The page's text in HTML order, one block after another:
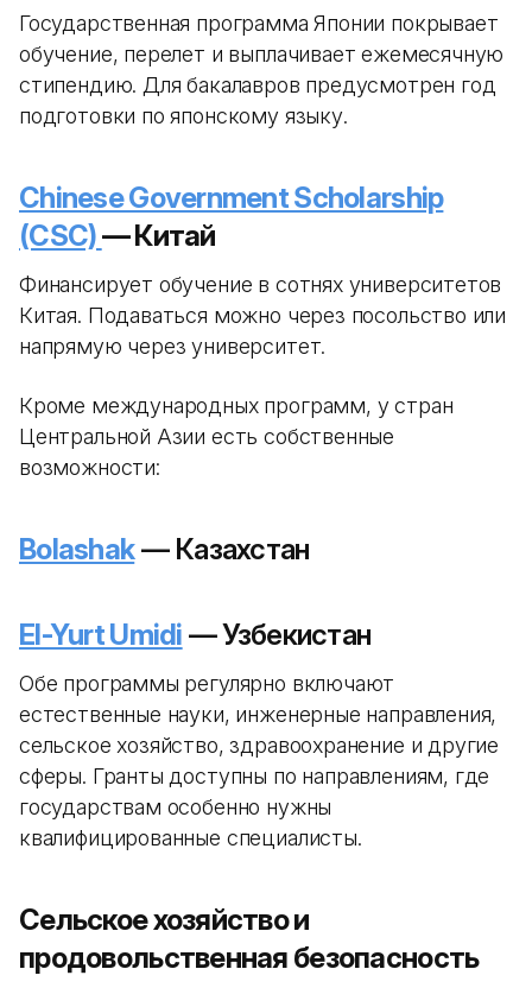
Государственная программа Японии покрывает
обучение, перелет и выплачивает ежемесячную
стипендию. Для бакалавров предусмотрен год
подготовки по японскому языку.
Chinese Government Scholarship
(CSC)— Китай
Финансирует обучение в сотнях университетов
Китая. Подаваться можно через посольство или
напрямую через университет.
Кроме международных программ, у стран
Центральной Азии есть собственные
возможности:
Bolashak— Казахстан
El-Yurt Umidi — Узбекистан
Обе программы регулярно включают
естественные науки, инженерные направления,
сельское хозяйство, здравоохранение и другие
сферы. Гранты доступны по направлениям, где
государствам особенно нужны
квалифицированные специалисты.
Сельское хозяйство и
продовольственная безопасность